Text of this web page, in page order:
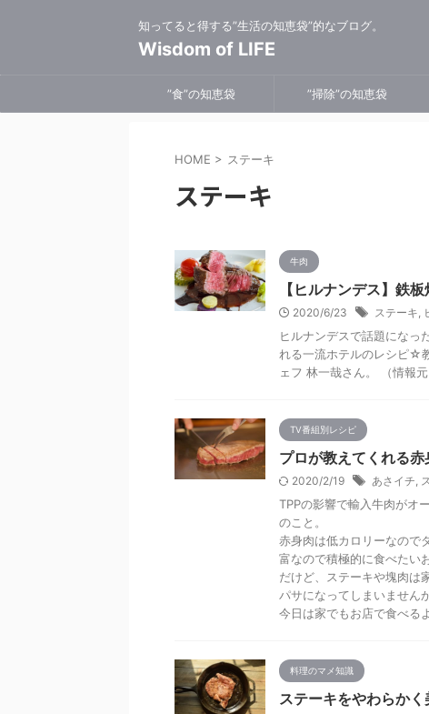
知ってると得する”生活の知恵袋”的なブログ。
Wisdom of LIFE
”食”の知恵袋 ”掃除”の知恵袋
HOME > ステーキ
ステーキ
牛肉
【ヒルナンデス】鉄
2020/6/23 ステーキ,
ヒルナンデスで話題になっ
れる一流ホテルのレシピ☆
ェフ 林一哉さん。 （情報
TV番組別レシピ
プロが教えてくれる
2020/2/19 あさイチ,
TPPの影響で輸入牛肉がオ
のこと。
赤身肉は低カロリーなので
富なので積極的に食べたい
だけど、ステーキや塊肉は
パサになってしまいません
今日は家でもお店で食べる
料理のマメ知識
ステーキをやわらか